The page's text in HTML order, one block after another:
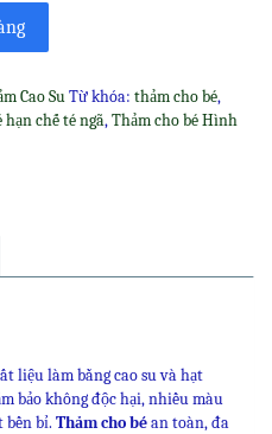
Cao SuTừ khóa: thảm cho bé,
hạn chế té ngã,Thảm cho bé Hình
liệu làm bằng cao su và hạt
bảo không độc hại, nhiều màu
bền bỉ. Thảm cho béan toàn, đa